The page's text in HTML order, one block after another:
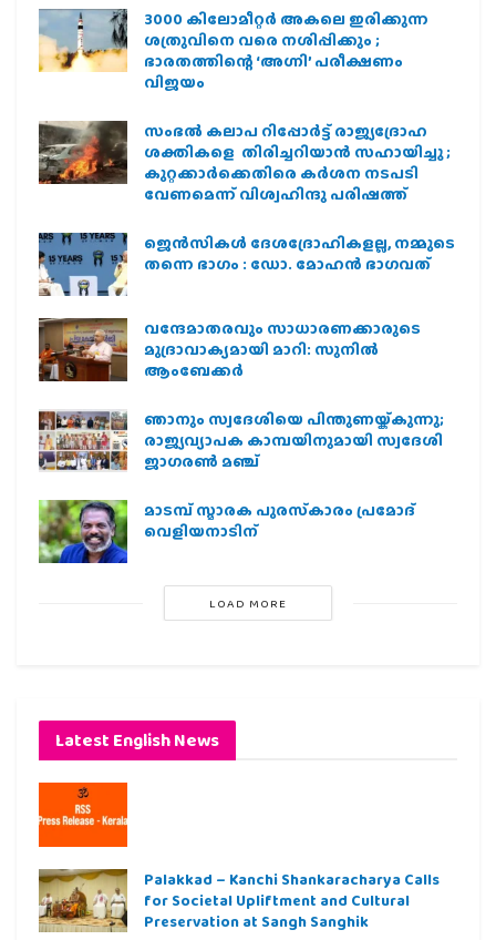
3000 കിലോമീറ്റർ അകലെ ഇരിക്കുന്ന
ശത്രുവിനെ വരെ നശിപ്പിക്കും ;
ഭാരതത്തിന്റെ ‘അഗ്നി’ പരീക്ഷണം
വിജയം
സംഭൽ കലാപ റിപ്പോർട്ട് രാജ്യദ്രോഹ
ശക്തികളെ തിരിച്ചറിയാൻ സഹായിച്ചു ;
കുറ്റക്കാർക്കെതിരെ കർശന നടപടി
വേണമെന്ന് വിശ്വഹിന്ദു പരിഷത്ത്
ജെന്‍സികള്‍ ദേശദ്രോഹികളല്ല, നമ്മുടെ
തന്നെ ഭാഗം : ഡോ. മോഹന്‍ ഭാഗവത്
വന്ദേമാതരവും സാധാരണക്കാരുടെ
മുദ്രാവാക്യമായി മാറി: സുനിൽ
ആംബേക്കർ
ഞാനും സ്വദേശിയെ പിന്തുണയ്ക്കുന്നു;
രാജ്യവ്യാപക കാമ്പയിനുമായി സ്വദേശി
ജാഗരണ്‍ മഞ്ച്
മാടമ്പ് സ്മാരക പുരസ്‌കാരം പ്രമോദ്
വെളിയനാടിന്
LOAD MORE
Latest English News
Palakkad – Kanchi Shankaracharya Calls
for Societal Upliftment and Cultural
Preservation at Sangh Sanghik